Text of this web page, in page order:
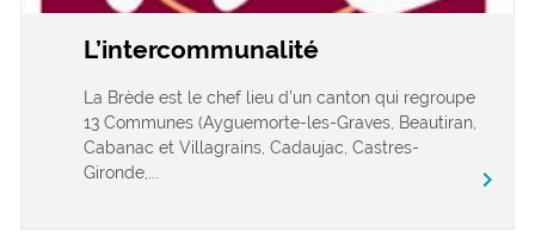
L’intercommunalité
La Brède est le chef lieu d’un canton qui regroupe
13 Communes (Ayguemorte-les-Graves, Beautiran,
Cabanac et Villagrains, Cadaujac, Castres-
Gironde,...
chevron_right